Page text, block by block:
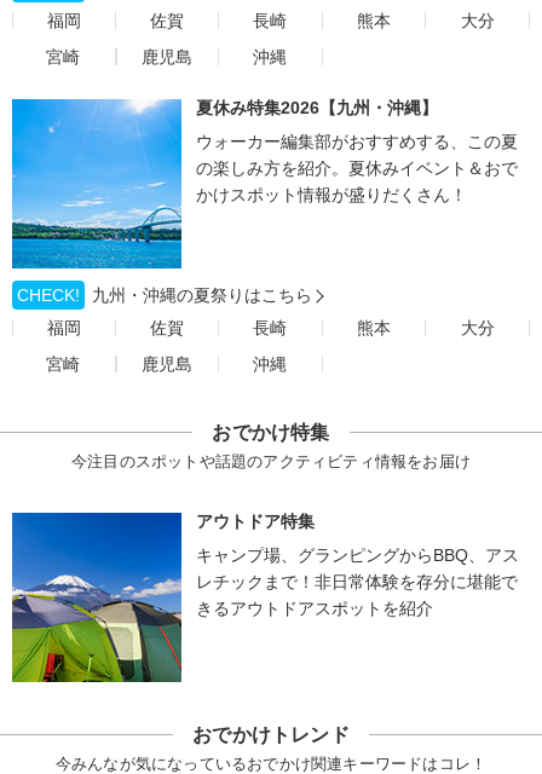
福岡
佐賀 長崎 熊本
大分
宮崎
鹿児島 沖縄
夏休み特集2026【九州・沖縄】
ウォーカー編集部がおすすめする、この夏
の楽しみ方を紹介。夏休みイベント＆おで
かけスポット情報が盛りだくさん！
CHECK!
九州・沖縄の夏祭りはこちら
福岡
佐賀 長崎 熊本
大分
宮崎
鹿児島 沖縄
おでかけ特集
今注目のスポットや話題のアクティビティ情報をお届け
アウトドア特集
キャンプ場、グランピングからBBQ、アス
レチックまで！非日常体験を存分に堪能で
きるアウトドアスポットを紹介
おでかけトレンド
今みんなが気になっているおでかけ関連キーワードはコレ！